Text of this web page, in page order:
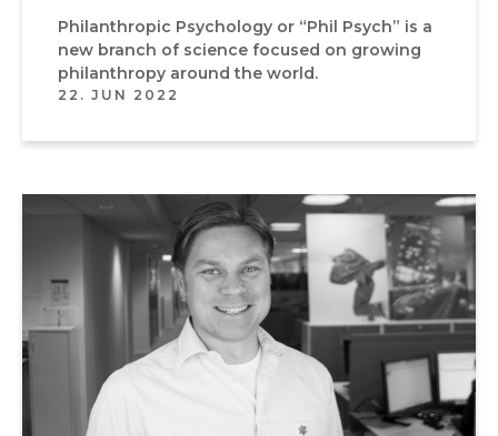
Philanthropic Psychology or “Phil Psych” is a
new branch of science focused on growing
philanthropy around the world.
22. JUN 2022